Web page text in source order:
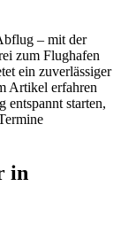
– mit der
zum Flughafen
ein zuverlässiger
Artikel erfahren
entspannt starten,
in